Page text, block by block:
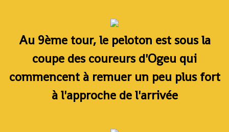
Au 9ème tour, le peloton est sous la
coupe des coureurs d'Ogeu qui
commencent à remuer un peu plus fort
à l'approche de l'arrivée